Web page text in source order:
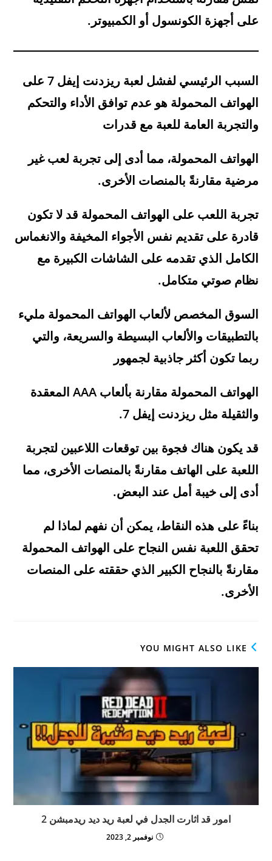
على أجهزة الكونسول أو الكمبيوتر.
السبب الرئيسي لفشل لعبةريزدنت إيفل 7
على
الهواتف المحمولة هو عدم توافق الأداء والتحكم
والتجربة العامة للعبة مع قدرات
الهواتف المحمولة، مما أدى إلى تجربة لعب غير
مرضية مقارنةً بالمنصات الأخرى.
تجربة اللعب على الهواتف المحمولة قد لا تكون
قادرة على تقديم نفس الأجواء المخيفة والانغماس
الكامل الذي تقدمه على الشاشات الكبيرة مع
نظام صوتي متكامل.
السوق المخصص لألعاب الهواتف المحمولة مليء
بالتطبيقات والألعاب البسيطة والسريعة، والتي
ربما تكون أكثر جاذبية لجمهور
الهواتف المحمولة مقارنة بألعاب AAA المعقدة
والثقيلة مثل ريزدنت إيفل 7.
قد يكون هناك فجوة بين توقعات اللاعبين لتجربة
اللعبة على الهاتف مقارنةً بالمنصات الأخرى، مما
أدى إلى خيبة أمل عند البعض.
بناءً على هذه النقاط، يمكن أن نفهم لماذا لم
تحقق اللعبة نفس النجاح على الهواتف المحمولة
مقارنةً بالنجاح الكبير الذي حققته على المنصات
الأخرى.
YOU MIGHT ALSO LIKE
امور قد اثارت الجدل في لعبة ريد ديد ريدمبشن 2
نوفمبر 2, 2023